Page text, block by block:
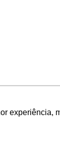
experiência,